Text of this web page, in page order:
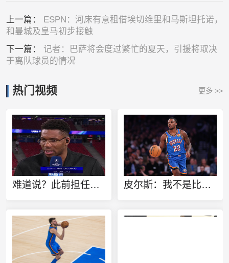
上一篇： ESPN：河床有意租借埃切维里和马斯坦托诺，
和曼城及皇马初步接触
下一篇： 记者：巴萨将会度过繁忙的夏天，引援将取决
于离队球员的情况
热门视频 更多 >>
难道说？此前担任欧冠特邀嘉宾 转播方将字母哥标为凯尔特人球员 皮尔斯：我不是比较天赋 但华莱士该像哈登一样离开雷霆